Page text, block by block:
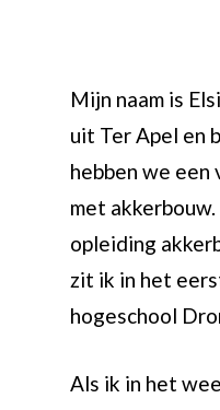
Mijn naam is
uit Ter Apel en
hebben we
met
opleiding
zit ik in het
hogeschool
Als ik in het